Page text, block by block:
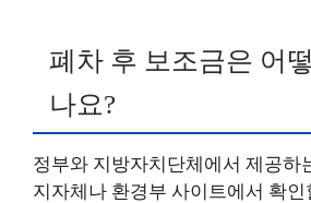
폐차 후 보조금은 어
나요?
정부와 지방자치단체에서 제공하
지자체나 환경부 사이트에서 확인